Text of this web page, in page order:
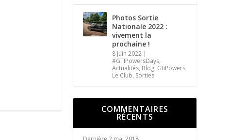
Photos Sortie
Nationale 2022 :
vivement la
prochaine !
8 Juin 2022|
#GTIPowersDays,
Actualités, Blog, GtiPowers,
Le Club, Sorties
COMMENTAIRES
RÉCENTS